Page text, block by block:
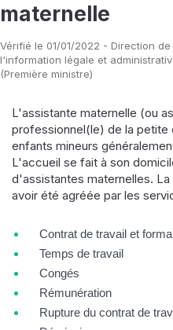
maternelle
Vérifié le 01/01/2022 - Direction de
l'information légale et
(Première ministre)
L'assistante maternelle (ou
professionnel(le) de la petite
enfants mineurs
L'accueil se fait à son
d'assistantes maternelles.
avoir été agréée par les
Contrat de travail et
Temps de travail
Congés
Rémunération
Rupture du contrat de